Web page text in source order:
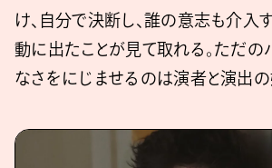
け、自分で決断し、誰の意志も介入
動に出たことが見て取れる。ただの
なさをにじませるのは演者と演出の